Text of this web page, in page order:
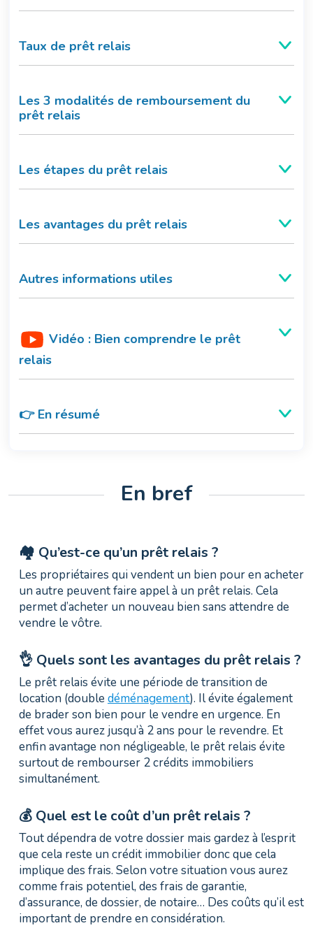
Taux de prêt relais
Les 3 modalités de remboursement du
prêt relais
Les étapes du prêt relais
Les avantages du prêt relais
Autres informations utiles
Vidéo : Bien comprendre le prêt
relais
👉 En résumé
En bref
🏘️ Qu’est-ce qu’un prêt relais ?
Les propriétaires qui vendent un bien pour en acheter
un autre peuvent faire appel à un prêt relais. Cela
permet d’acheter un nouveau bien sans attendre de
vendre le vôtre.
👌 Quels sont les avantages du prêt relais ?
Le prêt relais évite une période de transition de
location (doubledéménagement). Il évite également
de brader son bien pour le vendre en urgence. En
effet vous aurez jusqu’à 2 ans pour le revendre. Et
enfin avantage non négligeable, le prêt relais évite
surtout de rembourser 2 crédits immobiliers
simultanément.
💰 Quel est le coût d’un prêt relais ?
Tout dépendra de votre dossier mais gardez à l’esprit
que cela reste un crédit immobilier donc que cela
implique des frais. Selon votre situation vous aurez
comme frais potentiel, des frais de garantie,
d’assurance, de dossier, de notaire… Des coûts qu’il est
important de prendre en considération.